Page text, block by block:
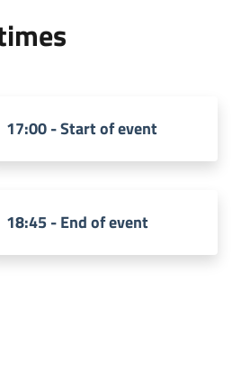
17:00 - Start of event
18:45 - End of event